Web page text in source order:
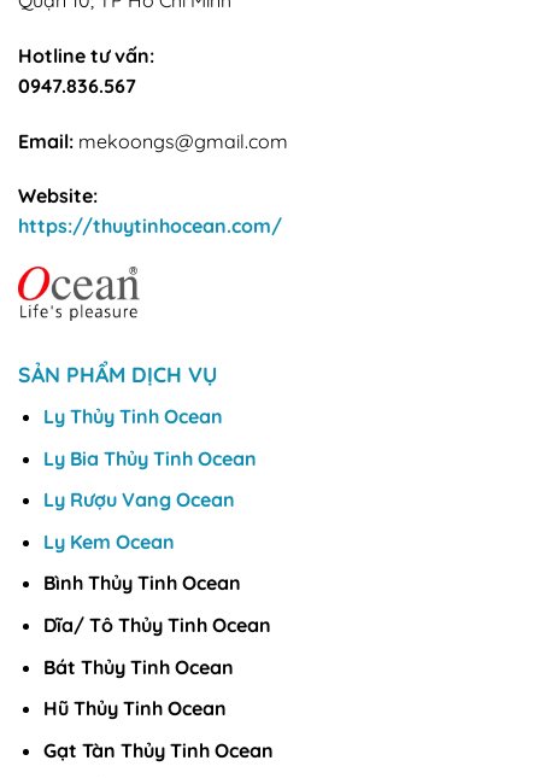
Hotline tư vấn:
0947.836.567
Email: mekoongs@gmail.com
Website:
https://thuytinhocean.com/
SẢN PHẨM DỊCH VỤ
Ly Thủy Tinh Ocean
Ly Bia Thủy Tinh Ocean
Ly Rượu Vang Ocean
Ly Kem Ocean
Bình Thủy Tinh Ocean
Dĩa/ Tô Thủy Tinh Ocean
Bát Thủy Tinh Ocean
Hũ Thủy Tinh Ocean
Gạt Tàn Thủy Tinh Ocean